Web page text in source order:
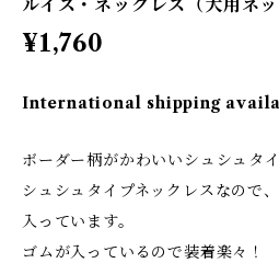
ルイス・ネックレス（犬用ネッ
¥1,760
International shipping
ボーダー柄がかわいいシュシュタ
シュシュタイプネックレスなので
入っています。
ゴムが入っているので装着楽々！